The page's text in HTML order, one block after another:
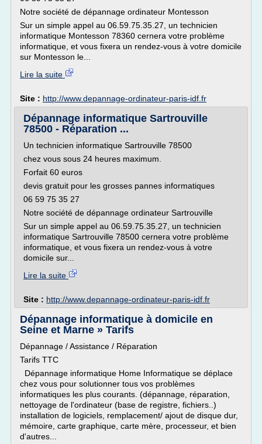
Notre société de dépannage ordinateur Montesson
Sur un simple appel au 06.59.75.35.27, un technicien
informatique Montesson 78360 cernera votre problème
informatique, et vous fixera un rendez-vous à votre domicile
sur Montesson le...
Lire la suite
Site : http://www.depannage-ordinateur-paris-idf.fr
Dépannage informatique Sartrouville
78500 - Réparation ...
Un technicien informatique Sartrouville 78500
chez vous sous 24 heures maximum.
Forfait 60 euros
devis gratuit pour les grosses pannes informatiques
06 59 75 35 27
Notre société de dépannage ordinateur Sartrouville
Sur un simple appel au 06.59.75.35.27, un technicien
informatique Sartrouville 78500 cernera votre problème
informatique, et vous fixera un rendez-vous à votre
domicile sur...
Lire la suite
Site : http://www.depannage-ordinateur-paris-idf.fr
Dépannage informatique à domicile en
Seine et Marne » Tarifs
Dépannage / Assistance / Réparation
Tarifs TTC
Dépannage informatique Home Informatique se déplace
chez vous pour solutionner tous vos problèmes
informatiques les plus courants. (dépannage, réparation,
nettoyage de l'ordinateur (base de registre, fichiers..)
installation de logiciels, remplacement/ ajout de disque dur,
mémoire, carte graphique, carte mère, processeur, et bien
d'autres...